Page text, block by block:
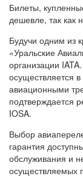
Билеты,
дешевле, так как
Будучи одним из
«Уральские
организации
осуществляется
авиационными
подтверждается
IOSA.
Выбор
гарантия
обслуживания и
осуществляемых